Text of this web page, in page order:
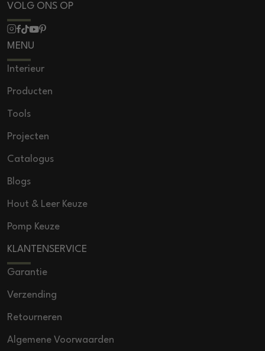
VOLG ONS OP
MENU
Interieur
Producten
Tools
Projecten
Catalogus
Blogs
Hout & Leer Keuze
Pomp Keuze
KLANTENSERVICE
Garantie
Verzending
Retourneren
Algemene Voorwaarden